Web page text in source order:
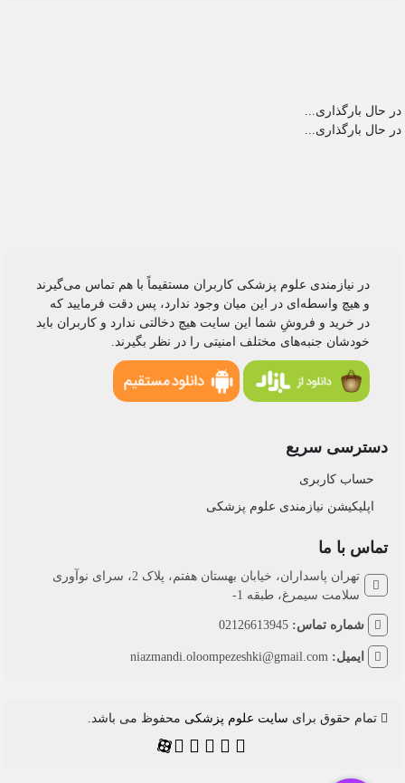
در حال بارگذاری...
در حال بارگذاری...
در نیازمندی علوم پزشکی کاربران مستقیماً با هم تماس می‌گیرند
و هیچ واسطه‌ای در این میان وجود ندارد، پس دقت فرمایید که
در خرید و فروشِ شما این سایت هیچ دخالتی ندارد و کاربران باید
خودشان جنبه‌های مختلف امنیتی را در نظر بگیرند.
دسترسی سریع
حساب کاربری
اپلیکیشن نیازمندی علوم پزشکی
تماس با ما
تهران پاسداران، خیابان بهستان هفتم، پلاک 2، سرای نوآوری
سلامت سیمرغ، طبقه 1-
شماره تماس:02126613945
ایمیل: niazmandi.oloompezeshki@gmail.com
تمام حقوق برای سایت علوم پزشکی محفوظ می باشد.